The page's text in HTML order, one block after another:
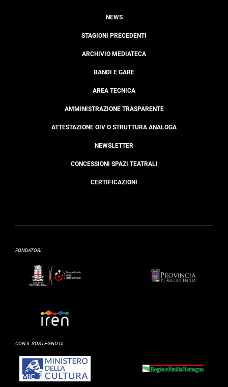
NEWS
STAGIONI PRECEDENTI
ARCHIVIO MEDIATECA
BANDI E GARE
AREA TECNICA
AMMINISTRAZIONE TRASPARENTE
ATTESTAZIONE OIV O STRUTTURA ANALOGA
NEWSLETTER
CONCESSIONI SPAZI TEATRALI
CERTIFICAZIONI
FONDATORI
CON IL SOSTEGNO DI